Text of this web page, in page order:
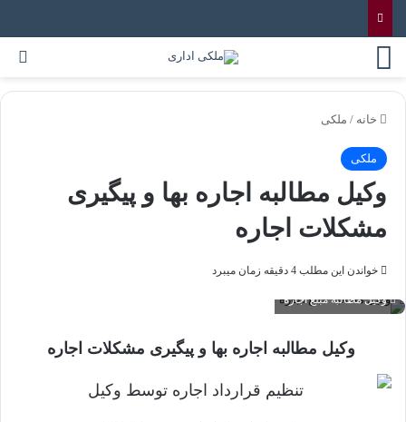
خانه / ملکی
ملکی
وکیل مطالبه اجاره بها و پیگیری
مشکلات اجاره
خواندن این مطلب 4 دقیقه زمان میبرد
وکیل مطالبه مبلغ اجاره
وکیل مطالبه اجاره‌ بها وپیگیری مشکلات اجاره